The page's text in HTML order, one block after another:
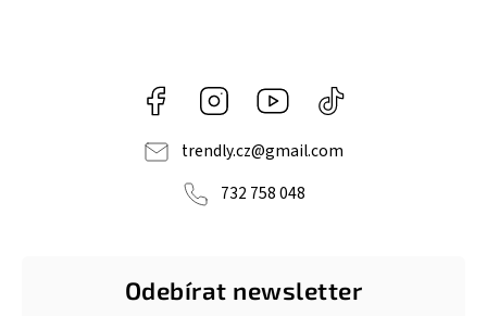
Facebook Instagram https://www.youtube.com/
navlnetrendu5284
trendly.cz@gmail.com
732 758 048
Odebírat newsletter